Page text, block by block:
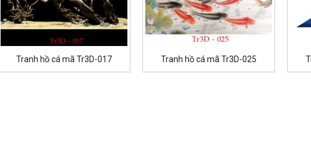
Tranh hồ cá mã Tr3D-017 Tranh hồ cá mã Tr3D-025